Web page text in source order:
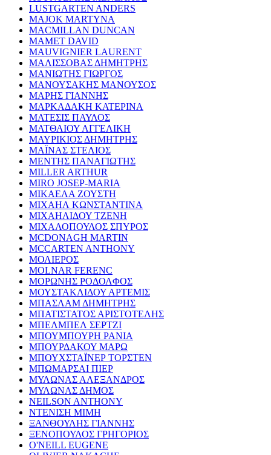
LUSTGARTEN ANDERS
MAJOK MARTYNA
MACMILLAN DUNCAN
MAMET DAVID
MAUVIGNIER LAURENT
ΜΑΛΙΣΣΟΒΑΣ ΔΗΜΗΤΡΗΣ
ΜΑΝΙΩΤΗΣ ΓΙΩΡΓΟΣ
ΜΑΝΟΥΣΑΚΗΣ ΜΑΝΟΥΣΟΣ
ΜΑΡΗΣ ΓΙΑΝΝΗΣ
ΜΑΡΚΑΔΑΚΗ ΚΑΤΕΡΙΝΑ
ΜΑΤΕΣΙΣ ΠΑΥΛΟΣ
ΜΑΤΘΑΙΟΥ ΑΓΓΕΛΙΚΗ
ΜΑΥΡΙΚΙΟΣ ΔΗΜΗΤΡΗΣ
ΜΑΪΝΑΣ ΣΤΕΛΙΟΣ
ΜΕΝΤΗΣ ΠΑΝΑΓΙΩΤΗΣ
MILLER ARTHUR
MIRO JOSEP-MARIA
ΜΙΚΑΕΛΑ ΖΟΥΣΤΗ
ΜΙΧΑΗΛ ΚΩΝΣΤΑΝΤΙΝΑ
ΜΙΧΑΗΛΙΔΟΥ ΤΖΕΝΗ
ΜΙΧΑΛΟΠΟΥΛΟΣ ΣΠΥΡΟΣ
MCDONAGH MARTIN
MCCARTEN ANTHONY
ΜΟΛΙΕΡΟΣ
MOLNAR FERENC
ΜΟΡΩΝΗΣ ΡΟΔΟΛΦΟΣ
ΜΟΥΣΤΑΚΛΙΔΟΥ ΑΡΤΕΜΙΣ
ΜΠΑΣΛΑΜ ΔΗΜΗΤΡΗΣ
ΜΠΑΤΙΣΤΑΤΟΣ ΑΡΙΣΤΟΤΕΛΗΣ
ΜΠΕΛΜΠΕΛ ΣΕΡΤΖΙ
ΜΠΟΥΜΠΟΥΡΗ ΡΑΝΙΑ
ΜΠΟΥΡΔΑΚΟΥ ΜΑΡΩ
ΜΠΟΥΧΣΤΑΪΝΕΡ ΤΟΡΣΤΕΝ
ΜΠΩΜΑΡΣΑΙ ΠΙΕΡ
ΜΥΛΩΝΑΣ ΑΛΕΞΑΝΔΡΟΣ
ΜΥΛΩΝΑΣ ΔΗΜΟΣ
NEILSON ANTHONY
ΝΤΕΝΙΣΗ ΜΙΜΗ
ΞΑΝΘΟΥΛΗΣ ΓΙΑΝΝΗΣ
ΞΕΝΟΠΟΥΛΟΣ ΓΡΗΓΟΡΙΟΣ
O'NEILL EUGENE